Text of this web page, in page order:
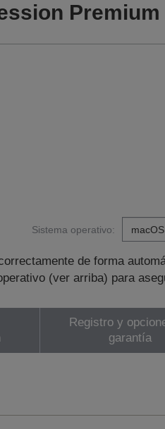
Sistema operativo:
de forma
(ver arriba) para
Registro y
garantía